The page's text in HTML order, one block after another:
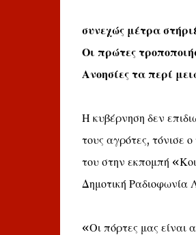
συνεχώς μέτρα
Οι πρώτες
Ανοησίες τα περί
Η κυβέρνηση δεν
τους αγρότες, τόνισε
του στην εκπομπή
Δημοτική Ραδιοφωνία
«Οι πόρτες μας είναι